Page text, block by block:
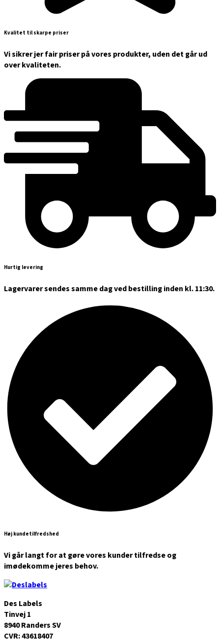
Kvalitet til skarpe priser
Vi sikrer jer fair priser på vores produkter, uden det går ud
over kvaliteten.
Hurtig levering
Lagervarer sendes samme dag ved bestilling inden kl. 11:30.
Høj kundetilfredshed
Vi går langt for at gøre vores kunder tilfredse og
imødekomme jeres behov.
Des Labels
Tinvej 1
8940 Randers SV
CVR: 43618407